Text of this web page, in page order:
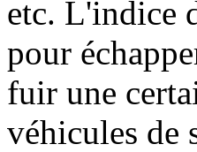
etc. L'indice
pour
fuir une
véhicules de